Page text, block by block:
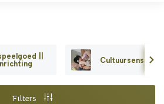
||
Cultuursensitief
Filters